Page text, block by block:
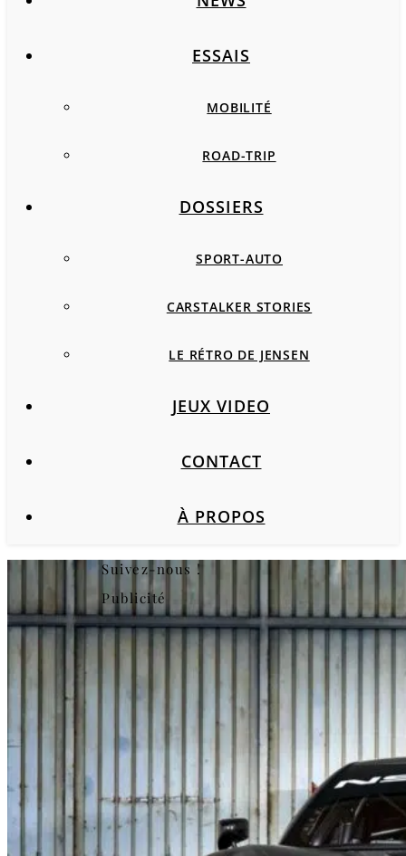
ESSAIS
MOBILITÉ
ROAD-TRIP
DOSSIERS
SPORT-AUTO
CARSTALKER STORIES
LE RÉTRO DE JENSEN
JEUX VIDEO
CONTACT
À PROPOS
Suivez-nous !
Publicité